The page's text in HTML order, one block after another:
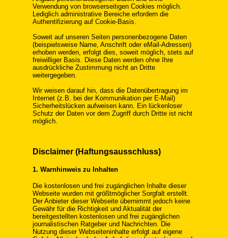
Verwendung von browserseitigen Cookies möglich.
Lediglich administrative Bereiche erfordern die
Authentifizierung auf Cookie-Basis.
Soweit auf unseren Seiten personenbezogene Daten
(beispielsweise Name, Anschrift oder eMail-Adressen)
erhoben werden, erfolgt dies, soweit möglich, stets auf
freiwilliger Basis. Diese Daten werden ohne Ihre
ausdrückliche Zustimmung nicht an Dritte
weitergegeben.
Wir weisen darauf hin, dass die Datenübertragung im
Internet (z.B. bei der Kommunikation per E-Mail)
Sicherheitslücken aufweisen kann. Ein lückenloser
Schutz der Daten vor dem Zugriff durch Dritte ist nicht
möglich.
Disclaimer (Haftungsausschluss)
1. Warnhinweis zu Inhalten
Die kostenlosen und frei zugänglichen Inhalte dieser
Webseite wurden mit größtmöglicher Sorgfalt erstellt.
Der Anbieter dieser Webseite übernimmt jedoch keine
Gewähr für die Richtigkeit und Aktualität der
bereitgestellten kostenlosen und frei zugänglichen
journalistischen Ratgeber und Nachrichten. Die
Nutzung dieser Webseiteninhalte erfolgt auf eigene